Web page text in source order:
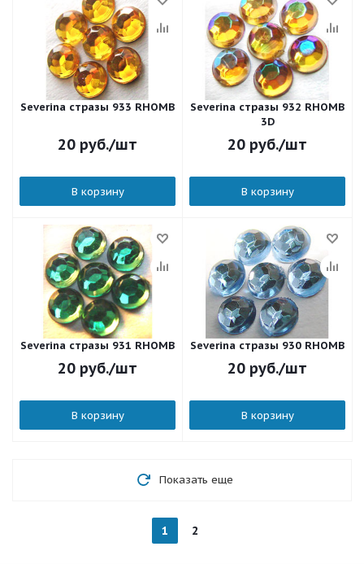
Severina стразы 933 RHOMB
20 руб./шт
В корзину
Severina стразы 932 RHOMB
3D
20 руб./шт
В корзину
Severina стразы 931 RHOMB
20 руб./шт
В корзину
Severina стразы 930 RHOMB
20 руб./шт
В корзину
Показать еще
1 2